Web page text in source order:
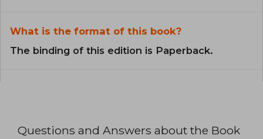
What is the format of this book?
The binding of this edition is Paperback.
Questions and Answers about the Book